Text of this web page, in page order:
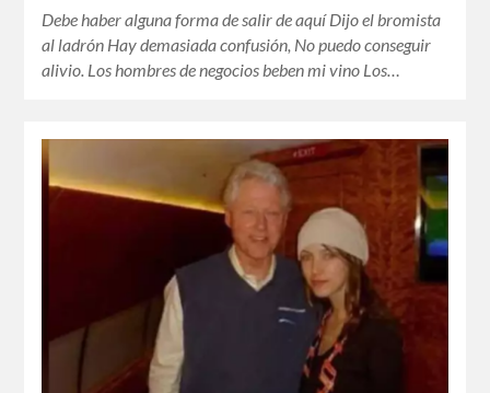
Debe haber alguna forma de salir de aquí Dijo el bromista
al ladrón Hay demasiada confusión, No puedo conseguir
alivio. Los hombres de negocios beben mi vino Los…